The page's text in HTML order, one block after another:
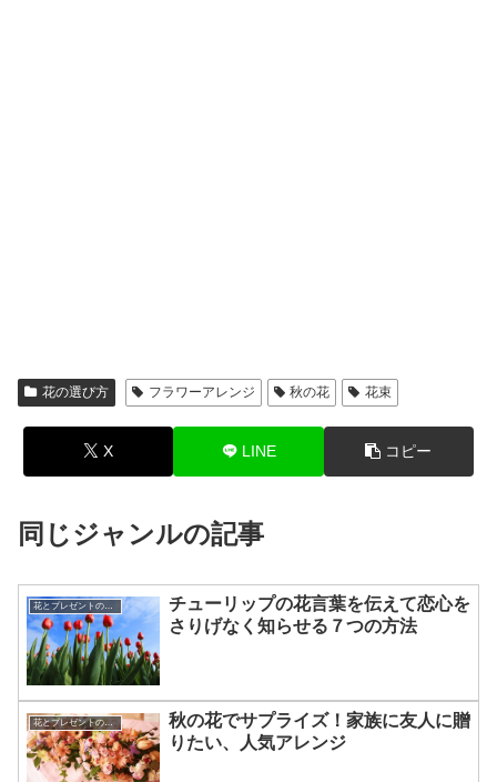
花の選び方 フラワーアレンジ 秋の花 花束
X LINE コピー
同じジャンルの記事
花とプレゼントの選び方
チューリップの花言葉を伝えて恋心を
さりげなく知らせる７つの方法
花とプレゼントの選び方
秋の花でサプライズ！家族に友人に贈
りたい、人気アレンジ